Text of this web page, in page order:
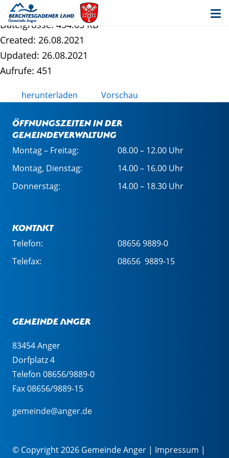
Dateigrösse: 454.03 KB
Created: 26.08.2021
Updated: 26.08.2021
Aufrufe: 451
herunterladen Vorschau
Öffnungszeiten in der
Gemeindeverwaltung
Montag – Freitag:
08.00 – 12.00 Uhr
Montag, Dienstag:
14.00 – 16.00 Uhr
Donnerstag:
14.00 – 18.30 Uhr
Kontakt
Telefon:
08656 9889-0
Telefax:
08656 9889-15
Gemeinde Anger
83454 Anger
Dorfplatz 4
Telefon 08656/9889-0
Fax 08656/9889-15
gemeinde@anger.de
© Copyright 2026 Gemeinde Anger | Impressum |